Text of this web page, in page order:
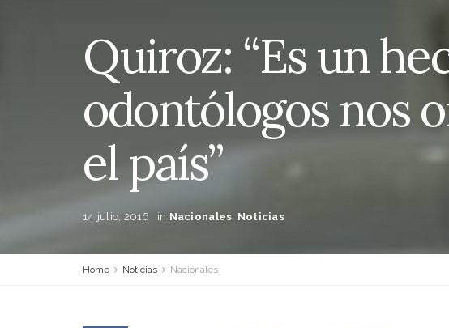
Quiroz: “Es un
odontólogos nos
el país”
14 julio, 2016 in Nacionales, Noticias
Home Noticias Nacionales